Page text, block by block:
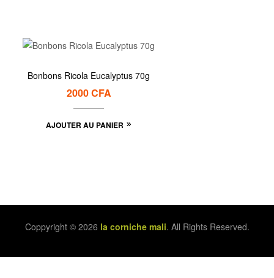
Bonbons Ricola Eucalyptus 70g
2000CFA
AJOUTER AU PANIER
Coppyright © 2026 la corniche mali. All Rights Reserved.